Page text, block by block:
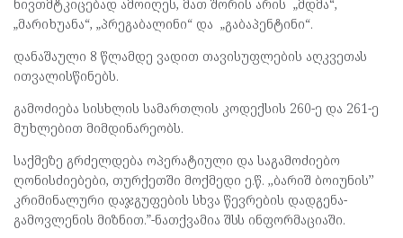
ნივთმტკიცებად ამოიღეს, მათ შორის არის „მდმა“,
„მარიხუანა“, „პრეგაბალინი“ და „გაბაპენტინი“.
დანაშაული 8 წლამდე ვადით თავისუფლების აღკვეთას
ითვალისწინებს.
გამოძიება სისხლის სამართლის კოდექსის 260-ე და 261-ე
მუხლებით მიმდინარეობს.
საქმეზე გრძელდება ოპერატიული და საგამოძიებო
ღონისძიებები, თურქეთში მოქმედი ე.წ. ,,ბარიშ ბოიუნის’’
კრიმინალური დაჯგუფების სხვა წევრების დადგენა-
გამოვლენის მიზნით.”-ნათქვამია შსს ინფორმაციაში.